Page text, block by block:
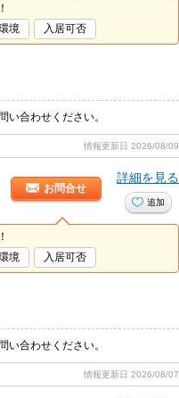
境 入居可否
い合わせください。
情報更新日 2026/08/09
お問合せ
詳細を見る
追加
境 入居可否
い合わせください。
情報更新日 2026/08/07